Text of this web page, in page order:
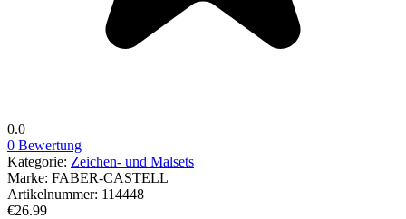
0.0
0 Bewertung
Kategorie: Zeichen- und Malsets
Marke: FABER-CASTELL
Artikelnummer: 114448
€26.99